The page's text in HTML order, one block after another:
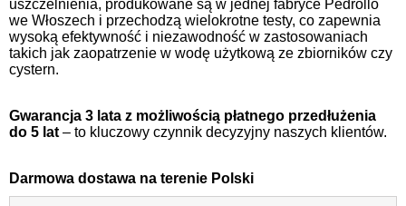
uszczelnienia, produkowane są w jednej fabryce Pedrollo
we Włoszech i przechodzą wielokrotne testy, co zapewnia
wysoką efektywność i niezawodność w zastosowaniach
takich jak zaopatrzenie w wodę użytkową ze zbiorników czy
cystern.
Gwarancja 3 lata z możliwością płatnego przedłużenia
do 5 lat – to kluczowy czynnik decyzyjny naszych klientów.
Darmowa dostawa na terenie Polski